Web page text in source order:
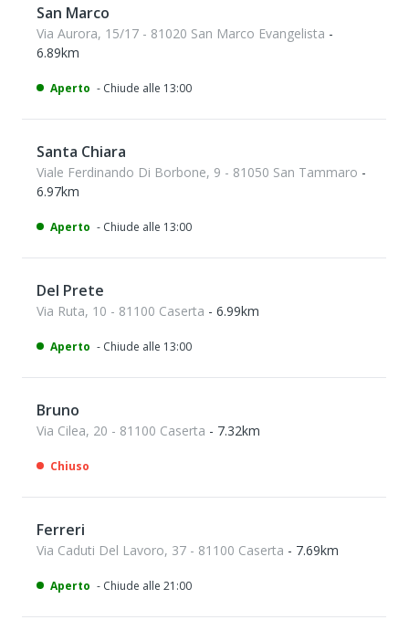
San Marco
Via Aurora, 15/17 - 81020 San Marco Evangelista -
6.89km
Aperto - Chiude alle 13:00
Santa Chiara
Viale Ferdinando Di Borbone, 9 - 81050 San Tammaro -
6.97km
Aperto - Chiude alle 13:00
Del Prete
Via Ruta, 10 - 81100 Caserta - 6.99km
Aperto - Chiude alle 13:00
Bruno
Via Cilea, 20 - 81100 Caserta - 7.32km
Chiuso
Ferreri
Via Caduti Del Lavoro, 37 - 81100 Caserta - 7.69km
Aperto - Chiude alle 21:00